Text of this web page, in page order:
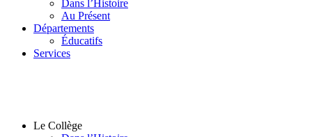
Dans l’Histoire
Au Présent
Départements
Éducatifs
Services
Le Collège